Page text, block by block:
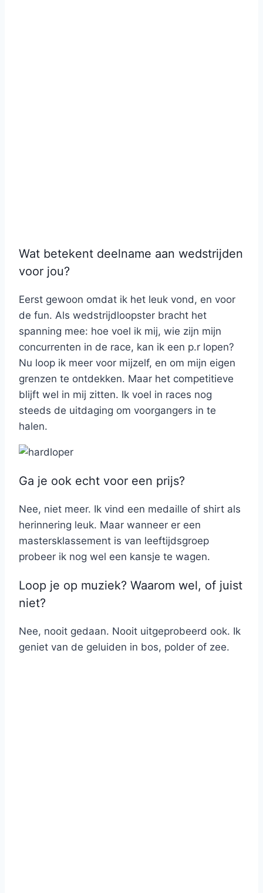
Wat betekent deelname aan wedstrijden
voor jou?
Eerst gewoon omdat ik het leuk vond, en voor
de fun. Als wedstrijdloopster bracht het
spanning mee: hoe voel ik mij, wie zijn mijn
concurrenten in de race, kan ik een p.r lopen?
Nu loop ik meer voor mijzelf, en om mijn eigen
grenzen te ontdekken. Maar het competitieve
blijft wel in mij zitten. Ik voel in races nog
steeds de uitdaging om voorgangers in te
halen.
Ga je ook echt voor een prijs?
Nee, niet meer. Ik vind een medaille of shirt als
herinnering leuk. Maar wanneer er een
mastersklassement is van leeftijdsgroep
probeer ik nog wel een kansje te wagen.
Loop je op muziek? Waarom wel, of juist
niet?
Nee, nooit gedaan. Nooit uitgeprobeerd ook. Ik
geniet van de geluiden in bos, polder of zee.